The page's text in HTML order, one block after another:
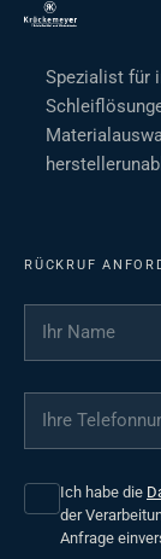
Spezialist für
RÜCKRUF
Ihr Name
Ihre
Ich habe die
der
Anfrage